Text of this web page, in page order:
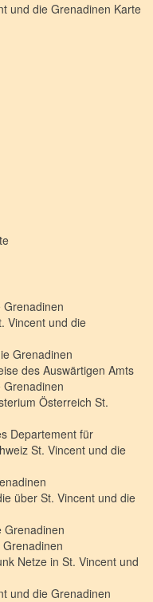
Grenadinen
Vincent und die
Grenadinen
des Auswärtigen Amts
Grenadinen
Österreich St.
Departement für
St. Vincent und die
über St. Vincent und die
Grenadinen
Netze in St. Vincent und
und die Grenadinen